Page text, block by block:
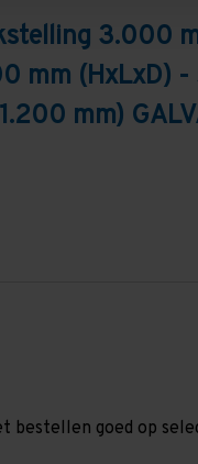
3.000
mm (HxLxD) -
mm)
bestellen goed op